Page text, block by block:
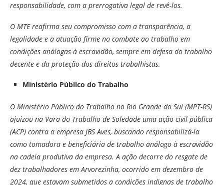
responsabilidade, com a prerrogativa legal de revê-los.
O MTE reafirma seu compromisso com a transparência, a
legalidade e a atuação firme no combate ao trabalho em
condições análogas à escravidão, sempre em defesa do trabalho
decente e da proteção dos direitos trabalhistas.
Ministério Público do Trabalho
O Ministério Público do Trabalho no Rio Grande do Sul (MPT-RS)
ajuizou na Vara do Trabalho de Soledade uma ação civil pública
(ACP) contra a empresa JBS Aves, buscando responsabilizá-la
como tomadora e beneficiária de trabalho análogo à escravidão
na cadeia produtiva da empresa. A ação decorre do resgate de
dez trabalhadores em Arvorezinha, ocorrido em dezembro de
2024, que estavam submetidos a condições indignas de trabalho